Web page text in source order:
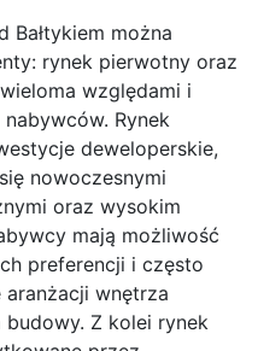
Bałtykiem można
rynek pierwotny oraz
względami i
Rynek
deweloperskie,
nowoczesnymi
oraz wysokim
mają możliwość
preferencji i często
aranżacji wnętrza
Z kolei rynek